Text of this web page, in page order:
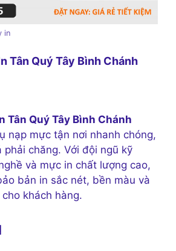
in
Tân Quý Tây Bình Chánh
Tân Quý Tây Bình Chánh
nạp mực tận nơi nhanh chóng,
phải chăng. Với đội ngũ kỹ
và mực in chất lượng cao,
bản in sắc nét, bền màu và
khách hàng.